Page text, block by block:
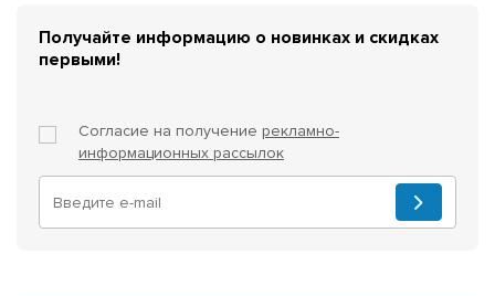
Получайте информацию о новинках и скидках
первыми!
Согласие на получение рекламно-
информационных рассылок